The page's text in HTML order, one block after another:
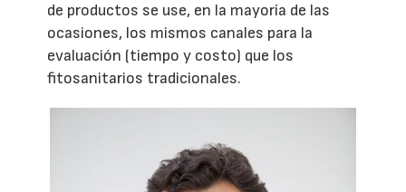
de productos se use, en la mayoría de las
ocasiones, los mismos canales para la
evaluación (tiempo y costo) que los
fitosanitarios tradicionales.